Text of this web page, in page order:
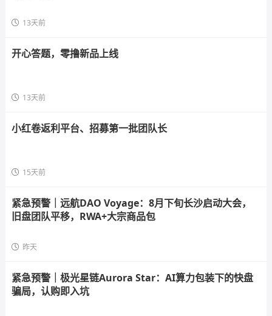
13天前
开心答题，零撸新品上线
13天前
小红卷返利平台、招募第一批团队长
15天前
紧急预警｜远航DAO Voyage：8月下旬长沙启动大会，
旧盘团队平移，RWA+大宗商品包
昨天
紧急预警｜极光星链Aurora Star：AI算力包装下的快盘
骗局，认购即入坑